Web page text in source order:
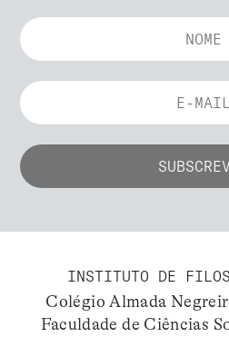
INSTITUTO DE
Colégio Almada
Faculdade de Ciências